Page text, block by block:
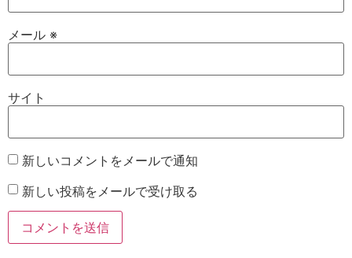
メール ※
サイト
新しいコメントをメールで通知
新しい投稿をメールで受け取る